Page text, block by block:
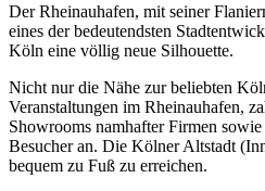
Der Rheinauhafen, mit seiner
eines der bedeutendsten
Köln eine völlig neue Silhouette.
Nicht nur die Nähe zur beliebten
Veranstaltungen im Rheinauhafen,
Showrooms namhafter Firmen
Besucher an. Die Kölner Altstadt
bequem zu Fuß zu erreichen.